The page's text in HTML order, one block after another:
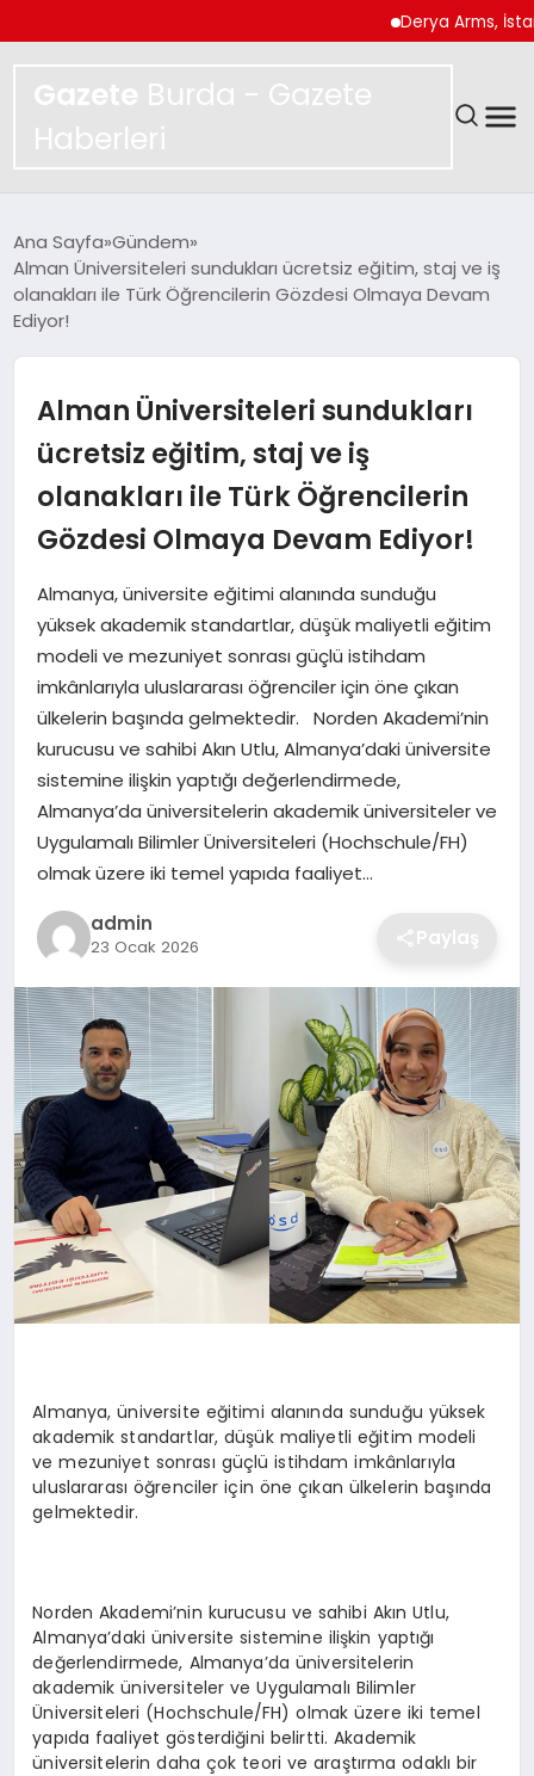
Derya Arms, İstanbul
Gazete Burda - Gazete
Haberleri
SPOR
YAŞAM
EKONOMI
TEKNOLOJI
SAĞLIK
EĞITIM
DÜNYA
SIYASET
Ana Sayfa Gündem
Alman Üniversiteleri sundukları ücretsiz eğitim, staj ve iş
olanakları ile Türk Öğrencilerin Gözdesi Olmaya Devam
Ediyor!
Alman Üniversiteleri sundukları
ücretsiz eğitim, staj ve iş
olanakları ile Türk Öğrencilerin
Gözdesi Olmaya Devam Ediyor!
Almanya, üniversite eğitimi alanında sunduğu
yüksek akademik standartlar, düşük maliyetli eğitim
modeli ve mezuniyet sonrası güçlü istihdam
imkânlarıyla uluslararası öğrenciler için öne çıkan
ülkelerin başında gelmektedir. Norden Akademi’nin
kurucusu ve sahibi Akın Utlu, Almanya’daki üniversite
sistemine ilişkin yaptığı değerlendirmede,
Almanya’da üniversitelerin akademik üniversiteler ve
Uygulamalı Bilimler Üniversiteleri (Hochschule/FH)
olmak üzere iki temel yapıda faaliyet…
admin
23 Ocak 2026 Paylaş
Almanya, üniversite eğitimi alanında sunduğu yüksek
akademik standartlar, düşük maliyetli eğitim modeli
ve mezuniyet sonrası güçlü istihdam imkânlarıyla
uluslararası öğrenciler için öne çıkan ülkelerin başında
gelmektedir.
Norden Akademi’nin kurucusu ve sahibi Akın Utlu,
Almanya’daki üniversite sistemine ilişkin yaptığı
değerlendirmede, Almanya’da üniversitelerin
akademik üniversiteler ve Uygulamalı Bilimler
Üniversiteleri (Hochschule/FH) olmak üzere iki temel
yapıda faaliyet gösterdiğini belirtti. Akademik
üniversitelerin daha çok teori ve araştırma odaklı bir